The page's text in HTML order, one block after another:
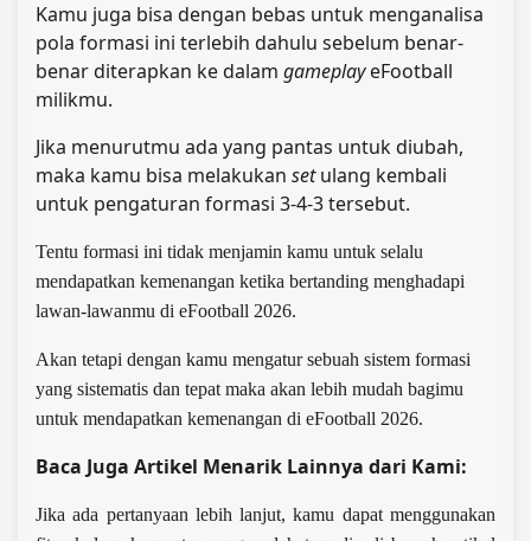
Kamu juga bisa dengan bebas untuk menganalisa
pola formasi ini terlebih dahulu sebelum benar-
benar diterapkan ke dalam gameplayeFootball
milikmu.
Jika menurutmu ada yang pantas untuk diubah,
maka kamu bisa melakukan setulang kembali
untuk pengaturan formasi 3-4-3 tersebut.
Tentu formasi ini tidak menjamin kamu untuk selalu
mendapatkan kemenangan ketika bertanding menghadapi
lawan-lawanmu di eFootball 2026.
Akan tetapi dengan kamu mengatur sebuah sistem formasi
yang sistematis dan tepat maka akan lebih mudah bagimu
untuk mendapatkan kemenangan di eFootball 2026.
Baca Juga Artikel Menarik Lainnya dari Kami:
Jika ada pertanyaan lebih lanjut, kamu dapat menggunakan